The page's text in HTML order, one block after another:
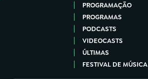
PROGRAMAÇÃO
PROGRAMAS
PODCASTS
VIDEOCASTS
ÚLTIMAS
FESTIVAL DE MÚSICA